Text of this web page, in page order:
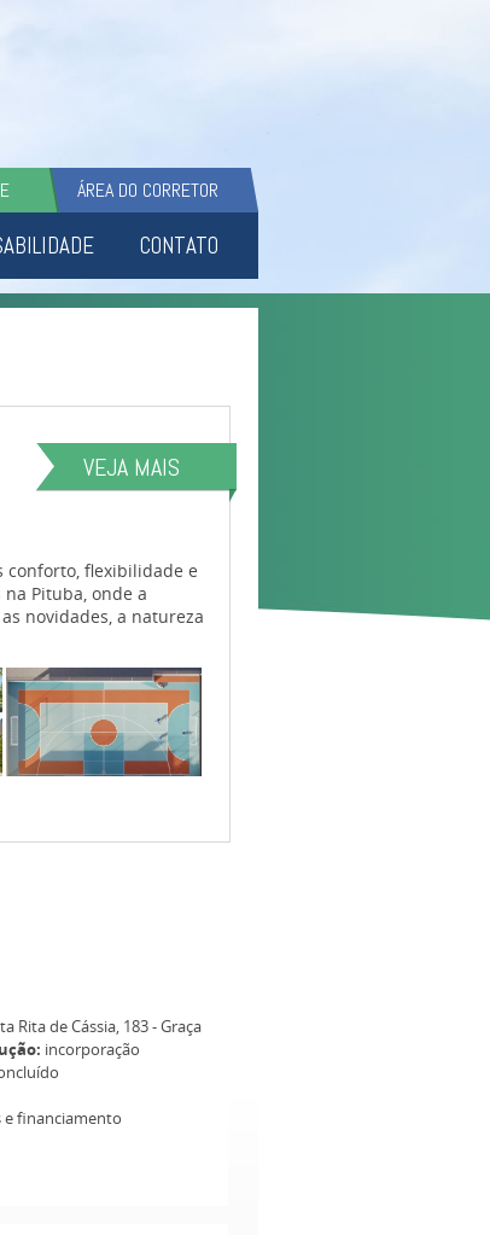
CONTATO
ÁREA DO CORRETOR
VEJA MAIS
conforto, flexibilidade e
Pituba, onde a
novidades, a natureza
Rita de Cássia, 183 - Graça
incorporação
e financiamento